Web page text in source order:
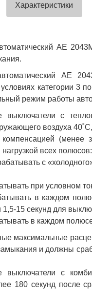
Характеристики
АЕ
АЕ
условиях категории 3
режим работы
выключатели с
воздуха
компенсацией
всех полюсов:
с
при условном
в каждом
15 секунд для
в каждом
максимальные
и должны
выключатели с
180 секунд после